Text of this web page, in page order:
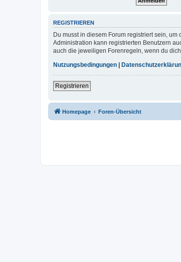
REGISTRIEREN
Du musst in diesem Forum registriert sein,
Administration kann registrierten Benutzern
auch die jeweiligen Forenregeln, wenn du
Nutzungsbedingungen |
Registrieren
Homepage Foren-Übersicht